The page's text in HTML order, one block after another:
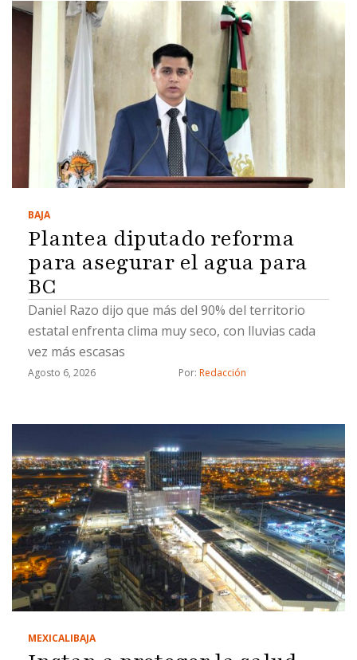
BAJA
Plantea diputado reforma
para asegurar el agua para
BC
Daniel Razo dijo que más del 90% del territorio
estatal enfrenta clima muy seco, con lluvias cada
vez más escasas
Agosto 6, 2026 Por: Redacción
MEXICALIBAJA